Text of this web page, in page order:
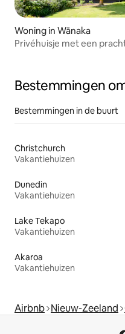
Woning in Wānaka
Privéhuisje met een
Bestemmingen
Bestemmingen in de buurt
Christchurch
Vakantiehuizen
Dunedin
Vakantiehuizen
Lake Tekapo
Vakantiehuizen
Akaroa
Vakantiehuizen
Airbnb Nieuw-Zeeland